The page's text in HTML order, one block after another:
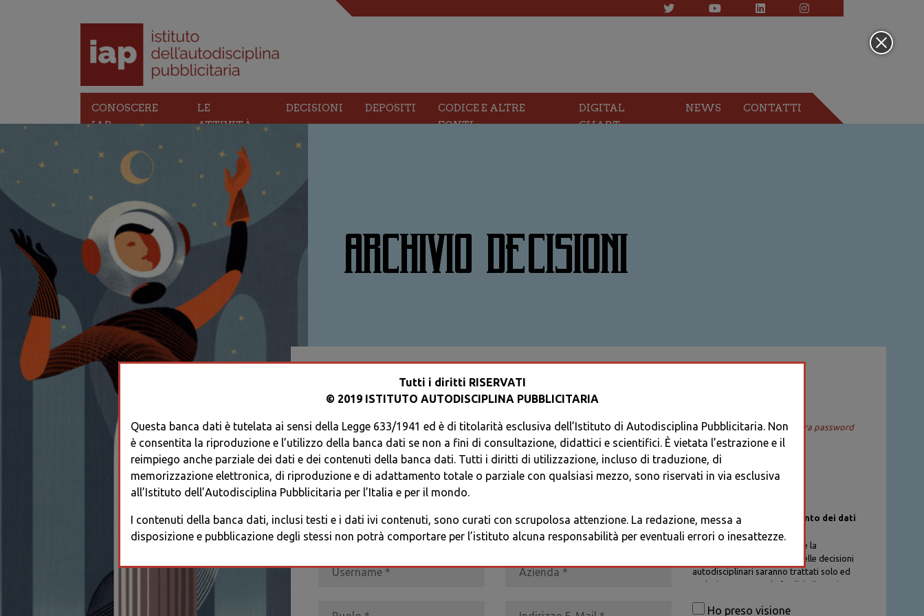
CONOSCERE
IAP
LE
ATTIVITÀ
DECISIONI DEPOSITI
CODICE E ALTRE
FONTI
DIGITAL
CHART
NEWS CONTATTI
ARCHIVIO DECISIONI
ACCEDI AL TUO PROFILO
ACCEDI
Recupera password
REGISTRATI * I CAMPI CONTRASSEGNATI SONO OBBLIGATORI
Informativa sul trattamento dei dati
personali
I dati personali di chi richiede la
registrazione al Database delle decisioni
autodisciplinari saranno trattati solo ed
esclusivamente per la finalità di gestione
procedure previste dal Codice di
Ho preso visione
Tutti i diritti RISERVATI
© 2019 ISTITUTO AUTODISCIPLINA PUBBLICITARIA
Questa banca dati è tutelata ai sensi della Legge 633/1941 ed è di titolarità esclusiva dell’Istituto di Autodisciplina Pubblicitaria. Non
è consentita la riproduzione e l’utilizzo della banca dati se non a fini di consultazione, didattici e scientifici. È vietata l’estrazione e il
reimpiego anche parziale dei dati e dei contenuti della banca dati. Tutti i diritti di utilizzazione, incluso di traduzione, di
memorizzazione elettronica, di riproduzione e di adattamento totale o parziale con qualsiasi mezzo, sono riservati in via esclusiva
all’Istituto dell’Autodisciplina Pubblicitaria per l’Italia e per il mondo.
I contenuti della banca dati, inclusi testi e i dati ivi contenuti, sono curati con scrupolosa attenzione. La redazione, messa a
disposizione e pubblicazione degli stessi non potrà comportare per l’istituto alcuna responsabilità per eventuali errori o inesattezze.